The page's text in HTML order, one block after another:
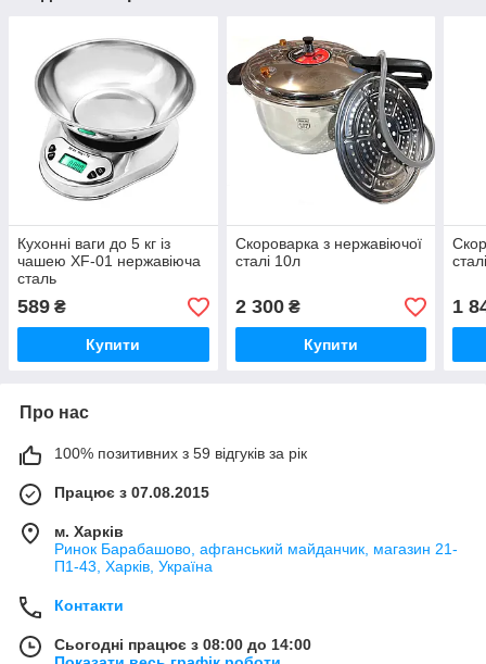
Кухонні ваги до 5 кг із
чашею XF-01 нержавіюча
сталь
589 ₴
Купити
Скороварка з нержавіючої
сталі 10л
2 300₴
Купити
1
Про нас
100% позитивних з 59 відгуків за рік
Працює з 07.08.2015
м. Харків
Ринок Барабашово, афганський майданчик, магазин 21-
П1-43, Харків, Україна
Контакти
Сьогодні працює з 08:00 до 14:00